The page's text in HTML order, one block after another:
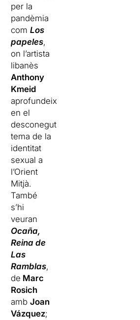
per la
pandèmia
comLos
papeles,
on l’artista
libanès
Anthony
Kmeid
aprofundeix
en el
desconegut
tema de la
identitat
sexual a
l’Orient
Mitjà.
També
s’hi
veuran
Ocaña,
Reina de
Las
Ramblas,
de Marc
Rosich
ambJoan
Vázquez;